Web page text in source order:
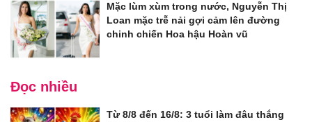
Mặc lùm xùm trong nước, Nguyễn Thị
Loan mặc trễ nải gợi cảm lên đường
chinh chiến Hoa hậu Hoàn vũ
Đọc nhiều
Từ 8/8 đến 16/8: 3 tuổi làm đâu thắng